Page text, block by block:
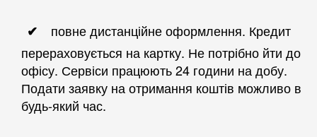
повне дистанційне оформлення. Кредит
перераховується на картку. Не потрібно йти до
офісу. Сервіси працюють 24 години на добу.
Подати заявку на отримання коштів можливо в
будь-який час.